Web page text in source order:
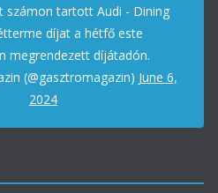
számon tartott Audi - Dining
díjat a hétfő este
megrendezett díjátadón.
(@gasztromagazin) June 6,
2024